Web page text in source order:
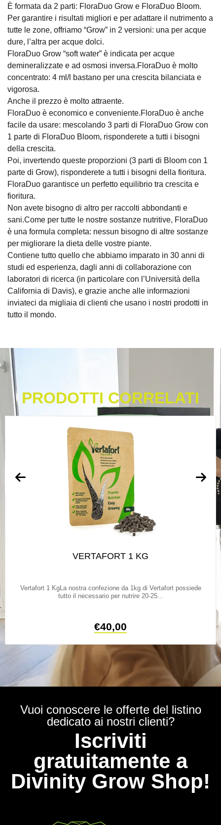
È formata da 2 parti: FloraDuo Grow e FloraDuo Bloom.
Per garantire i risultati migliori e per adattare il nutrimento a
tutte le zone, offriamo “Grow” in 2 versioni: una per acque
dure, l’altra per acque dolci.
FloraDuo Grow “soft water” è indicata per acque
demineralizzate e ad osmosi inversa.FloraDuo è molto
concentrato: 4 ml/l bastano per una crescita bilanciata e
vigorosa.
Anche il prezzo è molto attraente.
FloraDuo è economico e conveniente.FloraDuo è anche
facile da usare: mescolando 3 parti di FloraDuo Grow con
1 parte di FloraDuo Bloom, risponderete a tutti i bisogni
della crescita.
Poi, invertendo queste proporzioni (3 parti di Bloom con 1
parte di Grow), risponderete a tutti i bisogni della fioritura.
FloraDuo garantisce un perfetto equilibrio tra crescita e
fioritura.
Non avete bisogno di altro per raccolti abbondanti e
sani.Come per tutte le nostre sostanze nutritive, FloraDuo
è una formula completa: nessun bisogno di altre sostanze
per migliorare la dieta delle vostre piante.
Contiene tutto quello che abbiamo imparato in 30 anni di
studi ed esperienza, dagli anni di collaborazione con
laboratori di ricerca (in particolare con l’Università della
California di Davis), e grazie anche alle informazioni
inviateci da migliaia di clienti che usano i nostri prodotti in
tutto il mondo.
PRODOTTI CORRELATI
VERTAFORT 1 KG
Vertafort 1 KgLa nostra confezione da 1kg di Vertafort possiede
tutto il necessario per nutrire 20-25...
€40,00
Vuoi conoscere le offerte del listino
dedicato ai nostri clienti?
Iscriviti
gratuitamente a
Divinity Grow Shop!